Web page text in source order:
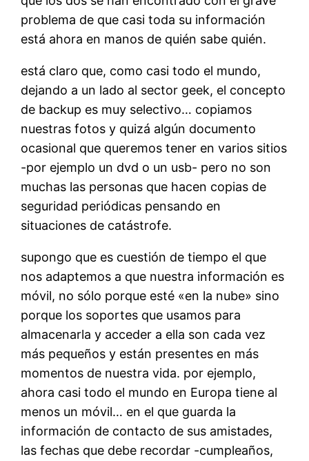
problema de que casi toda su información
está ahora en manos de quién sabe quién.
está claro que, como casi todo el mundo,
dejando a un lado al sector geek, el concepto
de backup es muy selectivo… copiamos
nuestras fotos y quizá algún documento
ocasional que queremos tener en varios sitios
-por ejemplo un dvd o un usb- pero no son
muchas las personas que hacen copias de
seguridad periódicas pensando en
situaciones de catástrofe.
supongo que es cuestión de tiempo el que
nos adaptemos a que nuestra información es
móvil, no sólo porque esté «en la nube» sino
porque los soportes que usamos para
almacenarla y acceder a ella son cada vez
más pequeños y están presentes en más
momentos de nuestra vida. por ejemplo,
ahora casi todo el mundo en Europa tiene al
menos un móvil… en el que guarda la
información de contacto de sus amistades,
las fechas que debe recordar -cumpleaños,